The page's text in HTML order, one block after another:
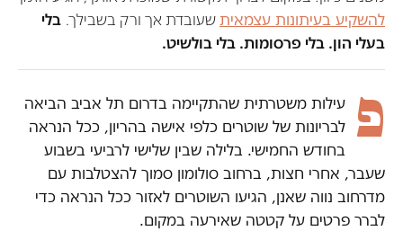
להשקיע בעיתונות עצמאיתשעובדת אך ורק בשבילך. בלי
בעלי הון. בלי פרסומות. בלי בולשיט.
פ עילות משטרתית שהתקיימה בדרום תל אביב הביאה
לבריונות של שוטרים כלפי אישה בהריון, ככל הנראה
בחודש החמישי. בלילה שבין שלישי לרביעי בשבוע
שעבר, אחרי חצות, ברחוב סולומון סמוך להצטלבות עם
מדרחוב נווה שאנן, הגיעו השוטרים לאזור ככל הנראה כדי
לברר פרטים על קטטה שאירעה במקום.